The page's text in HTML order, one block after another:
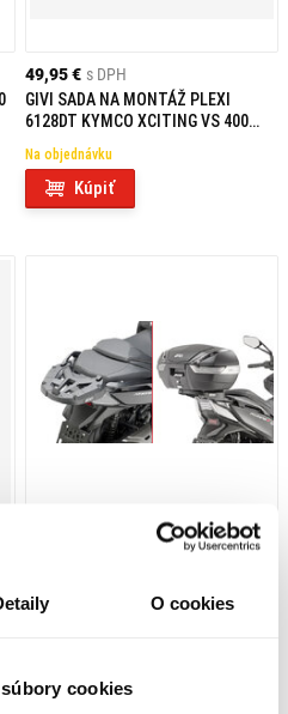
O cookies
cookies
49,95 € s DPH
GIVI SADA NA MONTÁŽ PLEXI
6128DT KYMCO XCITING VS 400
Na objednávku
Kúpiť
XCITING S400I (18-23) SR6112